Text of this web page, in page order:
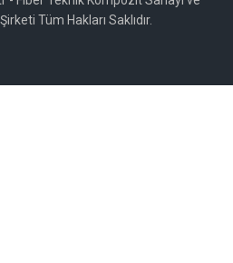
Tüm Hakları Saklıdır.